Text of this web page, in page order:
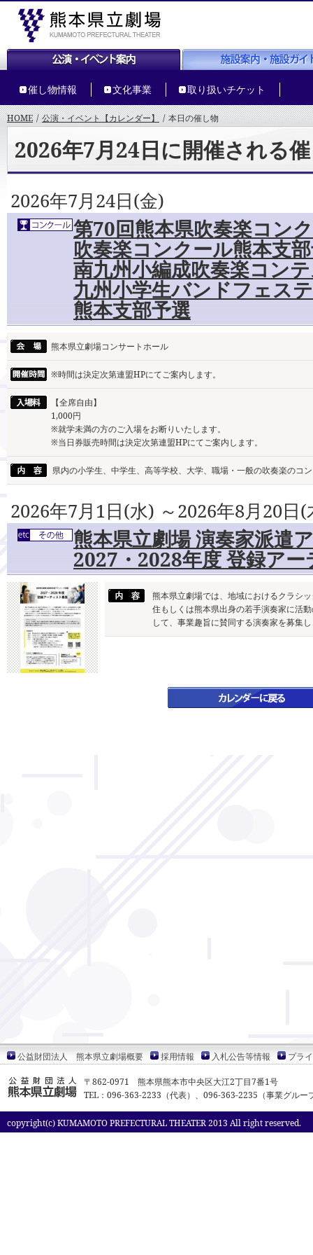
催し物情報 文化事業 取り扱いチケット
HOME / 公演・イベント【カレンダー】 / 本日の催し物
2026年7月24日に開催される
2026年7月24日(金)
第70回熊本県吹奏楽コン
吹奏楽コンクール熊本支
南九州小編成吹奏楽コン
九州小学生バンドフェス
熊本支部予選
熊本県立劇場コンサートホール
※時間は決定次第連盟HPにてご案内します。
【全席自由】
1,000円
※就学未満の方のご入場をお断りいたします。
※当日券販売時間は決定次第連盟HPにてご案内します。
県内の小学生、中学生、高等学校、大学、職場・一般の吹奏楽のコ
2026年7月1日(水) ～2026年8月20日(
熊本県立劇場 演奏家派遣
2027・2028年度 登録ア
熊本県立劇場では、地域におけるクラシ
住もしくは熊本県出身の若手演奏家に活
して、事業趣旨に賛同する演奏家を募集
公益財団法人 熊本県立劇場概要 採用情報 入札公告等情報 プラ
〒862-0971 熊本県熊本市中央区大江2丁目7番1号
TEL：096-363-2233（代表）、096-363-2235（事業グル
copyright(c) KUMAMOTO PREFECTURAL THEATER 2013 All right reserved.